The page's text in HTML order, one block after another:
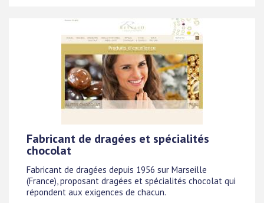
Fabricant de dragées et spécialités
chocolat
Fabricant de dragées depuis 1956 sur Marseille
(France), proposant dragées et spécialités chocolat qui
répondent aux exigences de chacun.